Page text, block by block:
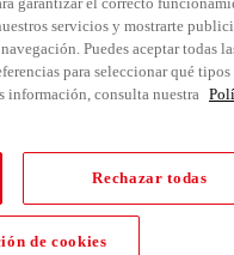
servicios y mostrarte
Puedes aceptar todas
para seleccionar qué tipos
información, consulta nuestra
Rechazar todas
de cookies